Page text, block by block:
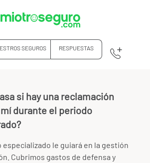
SEGUROS RESPUESTAS
si hay una reclamación
durante el periodo
le guiará en la gestión
Cubrimos gastos de defensa y